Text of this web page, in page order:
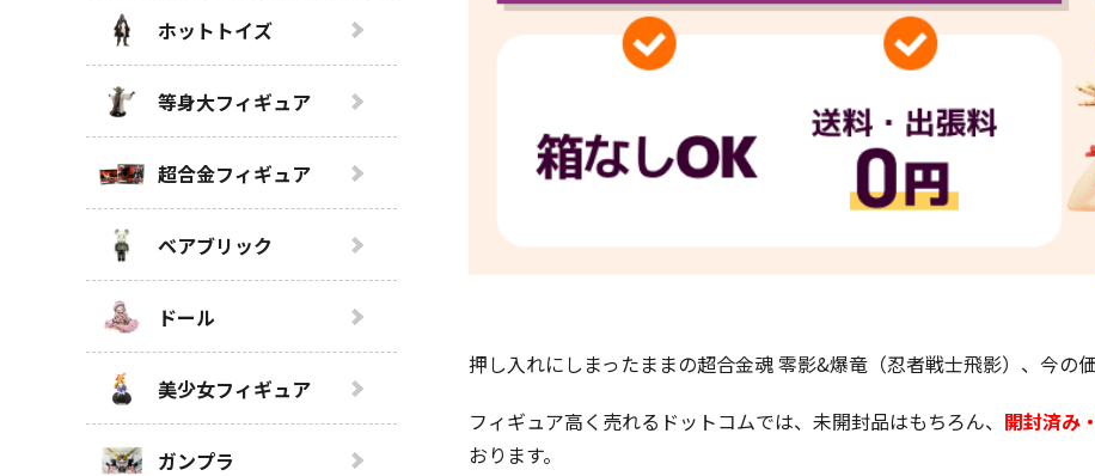
押し入れにしまったままの超合金魂 零影&爆竜（忍者戦士飛影）、今の
フィギュア高く売れるドットコムでは、未開封品はもちろん、 開封済み
おります。
ホットトイズ
等身大フィギュア
超合金フィギュア
ベアブリック
ドール
美少女フィギュア
ガンプラ